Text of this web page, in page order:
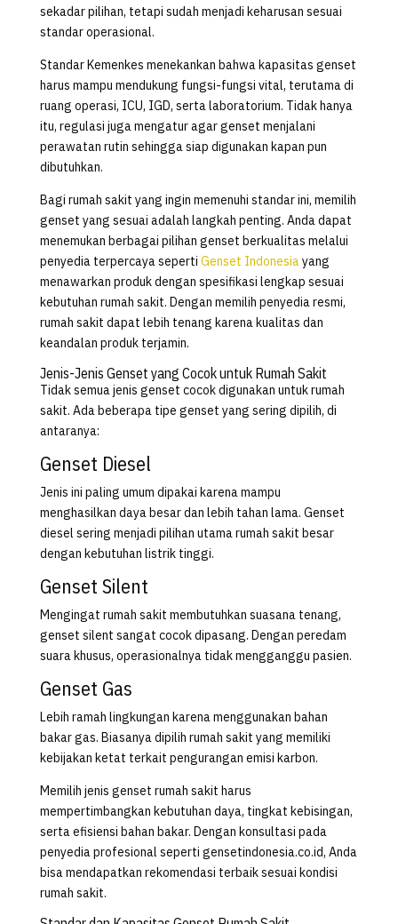
sekadar pilihan, tetapi sudah menjadi keharusan sesuai
standar operasional.
Standar Kemenkes menekankan bahwa kapasitas genset
harus mampu mendukung fungsi-fungsi vital, terutama di
ruang operasi, ICU, IGD, serta laboratorium. Tidak hanya
itu, regulasi juga mengatur agar genset menjalani
perawatan rutin sehingga siap digunakan kapan pun
dibutuhkan.
Bagi rumah sakit yang ingin memenuhi standar ini, memilih
genset yang sesuai adalah langkah penting. Anda dapat
menemukan berbagai pilihan genset berkualitas melalui
penyedia terpercaya seperti Genset Indonesia yang
menawarkan produk dengan spesifikasi lengkap sesuai
kebutuhan rumah sakit. Dengan memilih penyedia resmi,
rumah sakit dapat lebih tenang karena kualitas dan
keandalan produk terjamin.
Jenis-Jenis Genset yang Cocok untuk Rumah Sakit
Tidak semua jenis genset cocok digunakan untuk rumah
sakit. Ada beberapa tipe genset yang sering dipilih, di
antaranya:
Genset Diesel
Jenis ini paling umum dipakai karena mampu
menghasilkan daya besar dan lebih tahan lama. Genset
diesel sering menjadi pilihan utama rumah sakit besar
dengan kebutuhan listrik tinggi.
Genset Silent
Mengingat rumah sakit membutuhkan suasana tenang,
genset silent sangat cocok dipasang. Dengan peredam
suara khusus, operasionalnya tidak mengganggu pasien.
Genset Gas
Lebih ramah lingkungan karena menggunakan bahan
bakar gas. Biasanya dipilih rumah sakit yang memiliki
kebijakan ketat terkait pengurangan emisi karbon.
Memilih jenis genset rumah sakit harus
mempertimbangkan kebutuhan daya, tingkat kebisingan,
serta efisiensi bahan bakar. Dengan konsultasi pada
penyedia profesional seperti gensetindonesia.co.id, Anda
bisa mendapatkan rekomendasi terbaik sesuai kondisi
rumah sakit.